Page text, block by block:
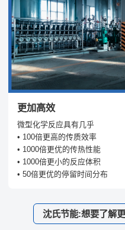
更加高效
微型化学反应具有几乎
• 100倍更高的传质效率
• 1000倍更优的传热性能
• 1000倍更小的反应体积
• 50倍更优的停留时间分布
沈氏节能:想要了解